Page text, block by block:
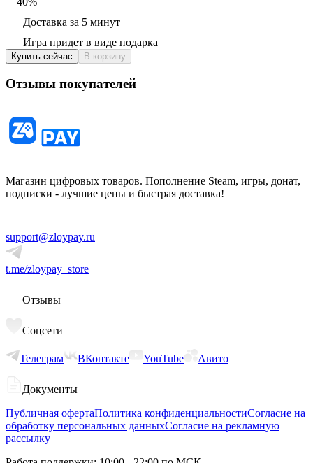
Доставка за 5 минут
Игра придет в виде подарка
Купить сейчас В корзину
Отзывы покупателей
Магазин цифровых товаров. Пополнение Steam, игры, донат,
подписки - лучшие цены и быстрая доставка!
support@zloypay.ru
t.me/zloypay_store
Отзывы
Соцсети
Телеграм ВКонтакте YouTube Авито
Документы
Публичная офертаПолитика конфиденциальностиСогласие на
обработку персональных данныхСогласие на рекламную
рассылку